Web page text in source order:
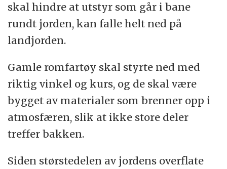
skal hindre at utstyr som går i bane
rundt jorden, kan falle helt ned på
landjorden.
Gamle romfartøy skal styrte ned med
riktig vinkel og kurs, og de skal være
bygget av materialer som brenner opp i
atmosfæren, slik at ikke store deler
treffer bakken.
Siden størstedelen av jordens overflate